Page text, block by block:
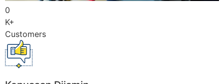
0
K+
Customers